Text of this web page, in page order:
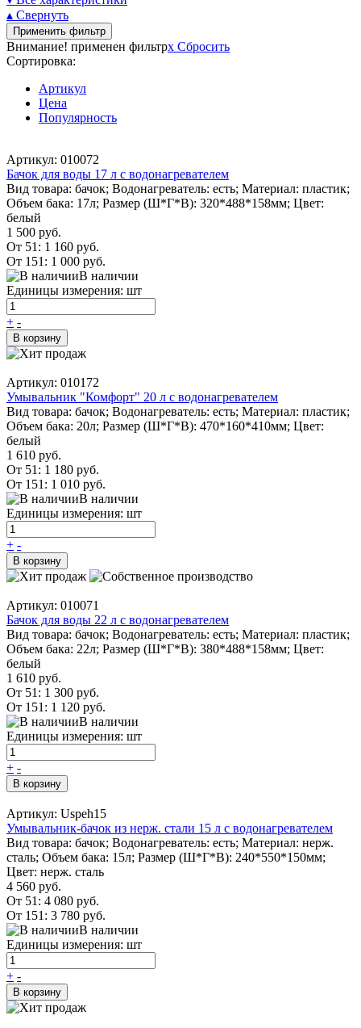
▴ Свернуть
Применить фильтр
Внимание! применен фильтрx Сбросить
Сортировка:
Артикул
Цена
Популярность
Артикул: 010072
Бачок для воды 17 л с водонагревателем
Вид товара: бачок; Водонагреватель: есть; Материал: пластик;
Объем бака: 17л; Размер (Ш*Г*В): 320*488*158мм; Цвет:
белый
1 500 руб.
От 51: 1 160 руб.
От 151: 1 000 руб.
В наличии
Единицы измерения: шт
+ -
В корзину
Артикул: 010172
Умывальник "Комфорт" 20 л с водонагревателем
Вид товара: бачок; Водонагреватель: есть; Материал: пластик;
Объем бака: 20л; Размер (Ш*Г*В): 470*160*410мм; Цвет:
белый
1 610 руб.
От 51: 1 180 руб.
От 151: 1 010 руб.
В наличии
Единицы измерения: шт
+ -
В корзину
Артикул: 010071
Бачок для воды 22 л с водонагревателем
Вид товара: бачок; Водонагреватель: есть; Материал: пластик;
Объем бака: 22л; Размер (Ш*Г*В): 380*488*158мм; Цвет:
белый
1 610 руб.
От 51: 1 300 руб.
От 151: 1 120 руб.
В наличии
Единицы измерения: шт
+ -
В корзину
Артикул: Uspeh15
Умывальник-бачок из нерж. стали 15 л с водонагревателем
Вид товара: бачок; Водонагреватель: есть; Материал: нерж.
сталь; Объем бака: 15л; Размер (Ш*Г*В): 240*550*150мм;
Цвет: нерж. сталь
4 560 руб.
От 51: 4 080 руб.
От 151: 3 780 руб.
В наличии
Единицы измерения: шт
+ -
В корзину